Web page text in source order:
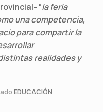
“la feria
una competencia,
para compartir la
realidades y
EDUCACIÓN